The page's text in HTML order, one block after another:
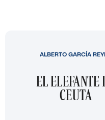
EL ELEFANTE
CEUTA
ALBERTO GARCÍA